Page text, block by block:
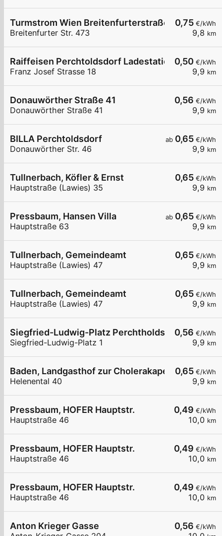
0,75 €/kWh
9,8 km
Turmstrom Wien Breitenfurterstraße
Breitenfurter Str. 473
0,50 €/kWh
9,9 km
Raiffeisen Perchtoldsdorf Ladestation 01+02
Franz Josef Strasse 18
0,56 €/kWh
9,9 km
Donauwörther Straße 41
Donauwörther Straße 41
ab 0,65 €/kWh
9,9 km
BILLA Perchtoldsdorf
Donauwörther Str. 46
0,65 €/kWh
9,9 km
Tullnerbach, Köfler & Ernst
Hauptstraße (Lawies) 35
ab 0,65 €/kWh
9,9 km
Pressbaum, Hansen Villa
Hauptstraße 63
0,65 €/kWh
9,9 km
Tullnerbach, Gemeindeamt
Hauptstraße (Lawies) 47
0,65 €/kWh
9,9 km
Tullnerbach, Gemeindeamt
Hauptstraße (Lawies) 47
0,56 €/kWh
9,9 km
Siegfried-Ludwig-Platz Perchtholdsdorf
Siegfried-Ludwig-Platz 1
0,65 €/kWh
9,9 km
Baden, Landgasthof zur Cholerakapelle
Helenental 40
0,49 €/kWh
10,0 km
Pressbaum, HOFER Hauptstr.
Hauptstraße 46
0,49 €/kWh
10,0 km
Pressbaum, HOFER Hauptstr.
Hauptstraße 46
0,49 €/kWh
10,0 km
Pressbaum, HOFER Hauptstr.
Hauptstraße 46
0,56 €/kWh
Anton Krieger Gasse